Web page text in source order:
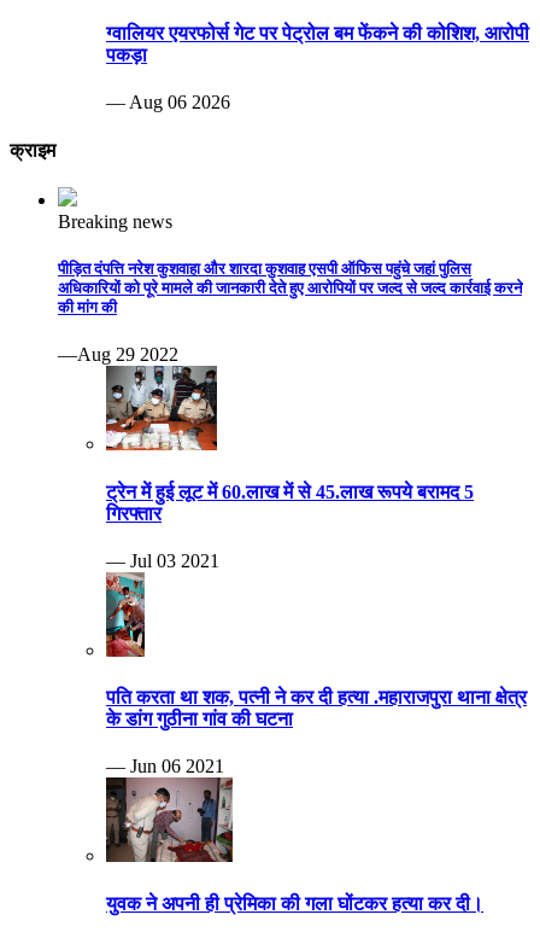
ग्वालियर एयरफोर्स गेट पर पेट्रोल बम फेंकने की कोशिश, आरोपी
पकड़ा
— Aug 06 2026
क्राइम
Breaking news
पीड़ित दंपत्ति नरेश कुशवाहा और शारदा कुशवाह एसपी ऑफिस पहुंचे जहां पुलिस
अधिकारियों को पूरे मामले की जानकारी देते हुए आरोपियों पर जल्द से जल्द कार्रवाई करने
की मांग की
—Aug 29 2022
ट्रेन में हुई लूट में 60.लाख में से 45.लाख रूपये बरामद 5
गिरफ्तार
— Jul 03 2021
पति करता था शक, पत्नी ने कर दी हत्या .महाराजपुरा थाना क्षेत्र
के डांग गुठीना गांव की घटना
— Jun 06 2021
युवक ने अपनी ही प्रेमिका की गला घोंटकर हत्या कर दी।